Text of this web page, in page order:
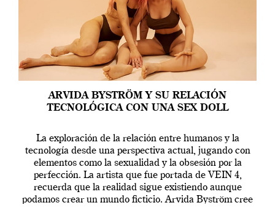
ARVIDA BYSTRÖM Y SU RELACIÓN
TECNOLÓGICA CON UNA SEX DOLL
La exploración de la relación entre humanos y la
tecnología desde una perspectiva actual, jugando con
elementos como la sexualidad y la obsesión por la
perfección. La artista que fue portada de VEIN 4,
recuerda que la realidad sigue existiendo aunque
podamos crear un mundo ficticio. Arvida Byström cree